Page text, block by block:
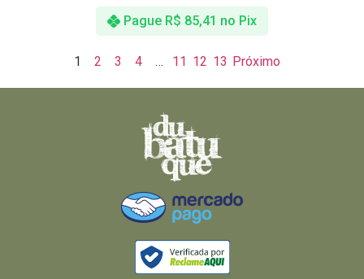
Pague R$ 85,41 no Pix
1 2 3 4 … 11 12 13 Próximo